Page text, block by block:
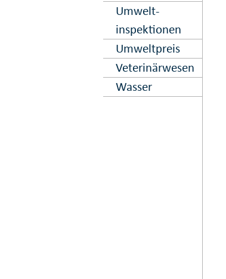
Umwelt­
inspektionen
Umweltpreis
Veterinär­wesen
Wasser